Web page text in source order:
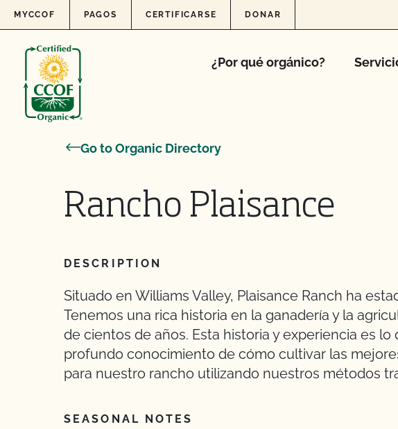
Skip to content
MYCCOF PAGOS CERTIFICARSE DONAR
¿Por qué orgánico?
Go to Organic Directory
Rancho Plaisance
DESCRIPTION
Situado en Williams Valley, Plaisance Ranch ha
Tenemos una rica historia en la ganadería y la
de cientos de años. Esta historia y experiencia es
profundo conocimiento de cómo cultivar las
para nuestro rancho utilizando nuestros métodos
SEASONAL NOTES